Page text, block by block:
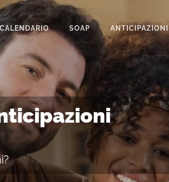
CALENDARIO SOAP
BEAUTIFUL
IL PARADISO DELLE SIGNORE
SEGRETI DI FAMIGLIA
TEMPESTA D’AMORE
UN POSTO AL SOLE
ANTICIPAZIONI